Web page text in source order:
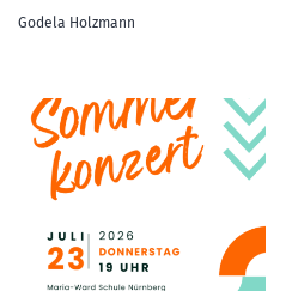
Godela Holzmann